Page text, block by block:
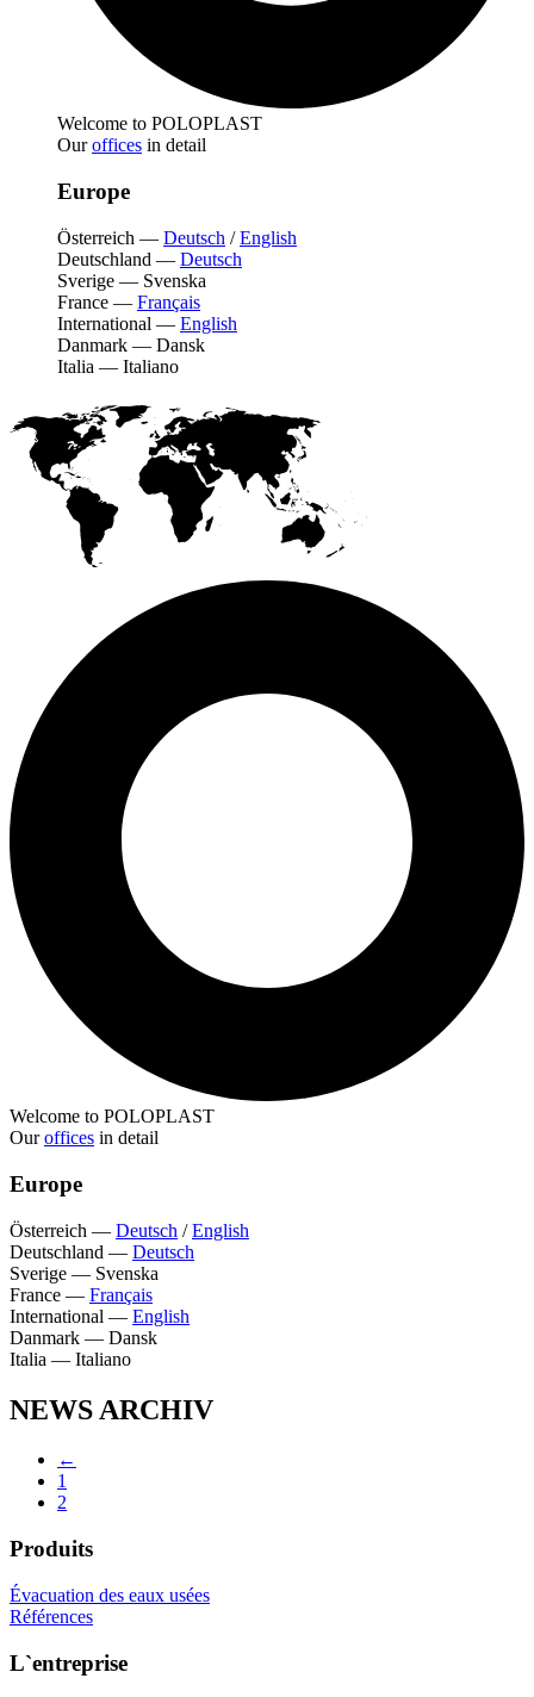
Welcome to POLOPLAST
Ouroffices in detail
Europe
Österreich — Deutsch /English
Deutschland — Deutsch
Sverige — Svenska
France — Français
International — English
Danmark — Dansk
Italia — Italiano
Welcome to POLOPLAST
Ouroffices in detail
Europe
Österreich — Deutsch /English
Deutschland — Deutsch
Sverige — Svenska
France — Français
International — English
Danmark — Dansk
Italia — Italiano
NEWS ARCHIV
←
1
2
Produits
Évacuation des eaux usées
Références
L`entreprise